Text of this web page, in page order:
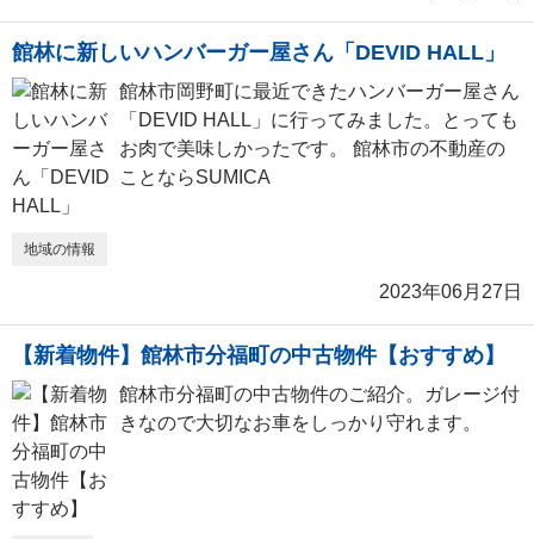
館林に新しいハンバーガー屋さん「DEVID HALL」
館林市岡野町に最近できたハンバーガー屋さん
「DEVID HALL」に行ってみました。とっても
お肉で美味しかったです。 館林市の不動産の
ことならSUMICA
地域の情報
2023年06月27日
【新着物件】館林市分福町の中古物件【おすすめ】
館林市分福町の中古物件のご紹介。ガレージ付
きなので大切なお車をしっかり守れます。